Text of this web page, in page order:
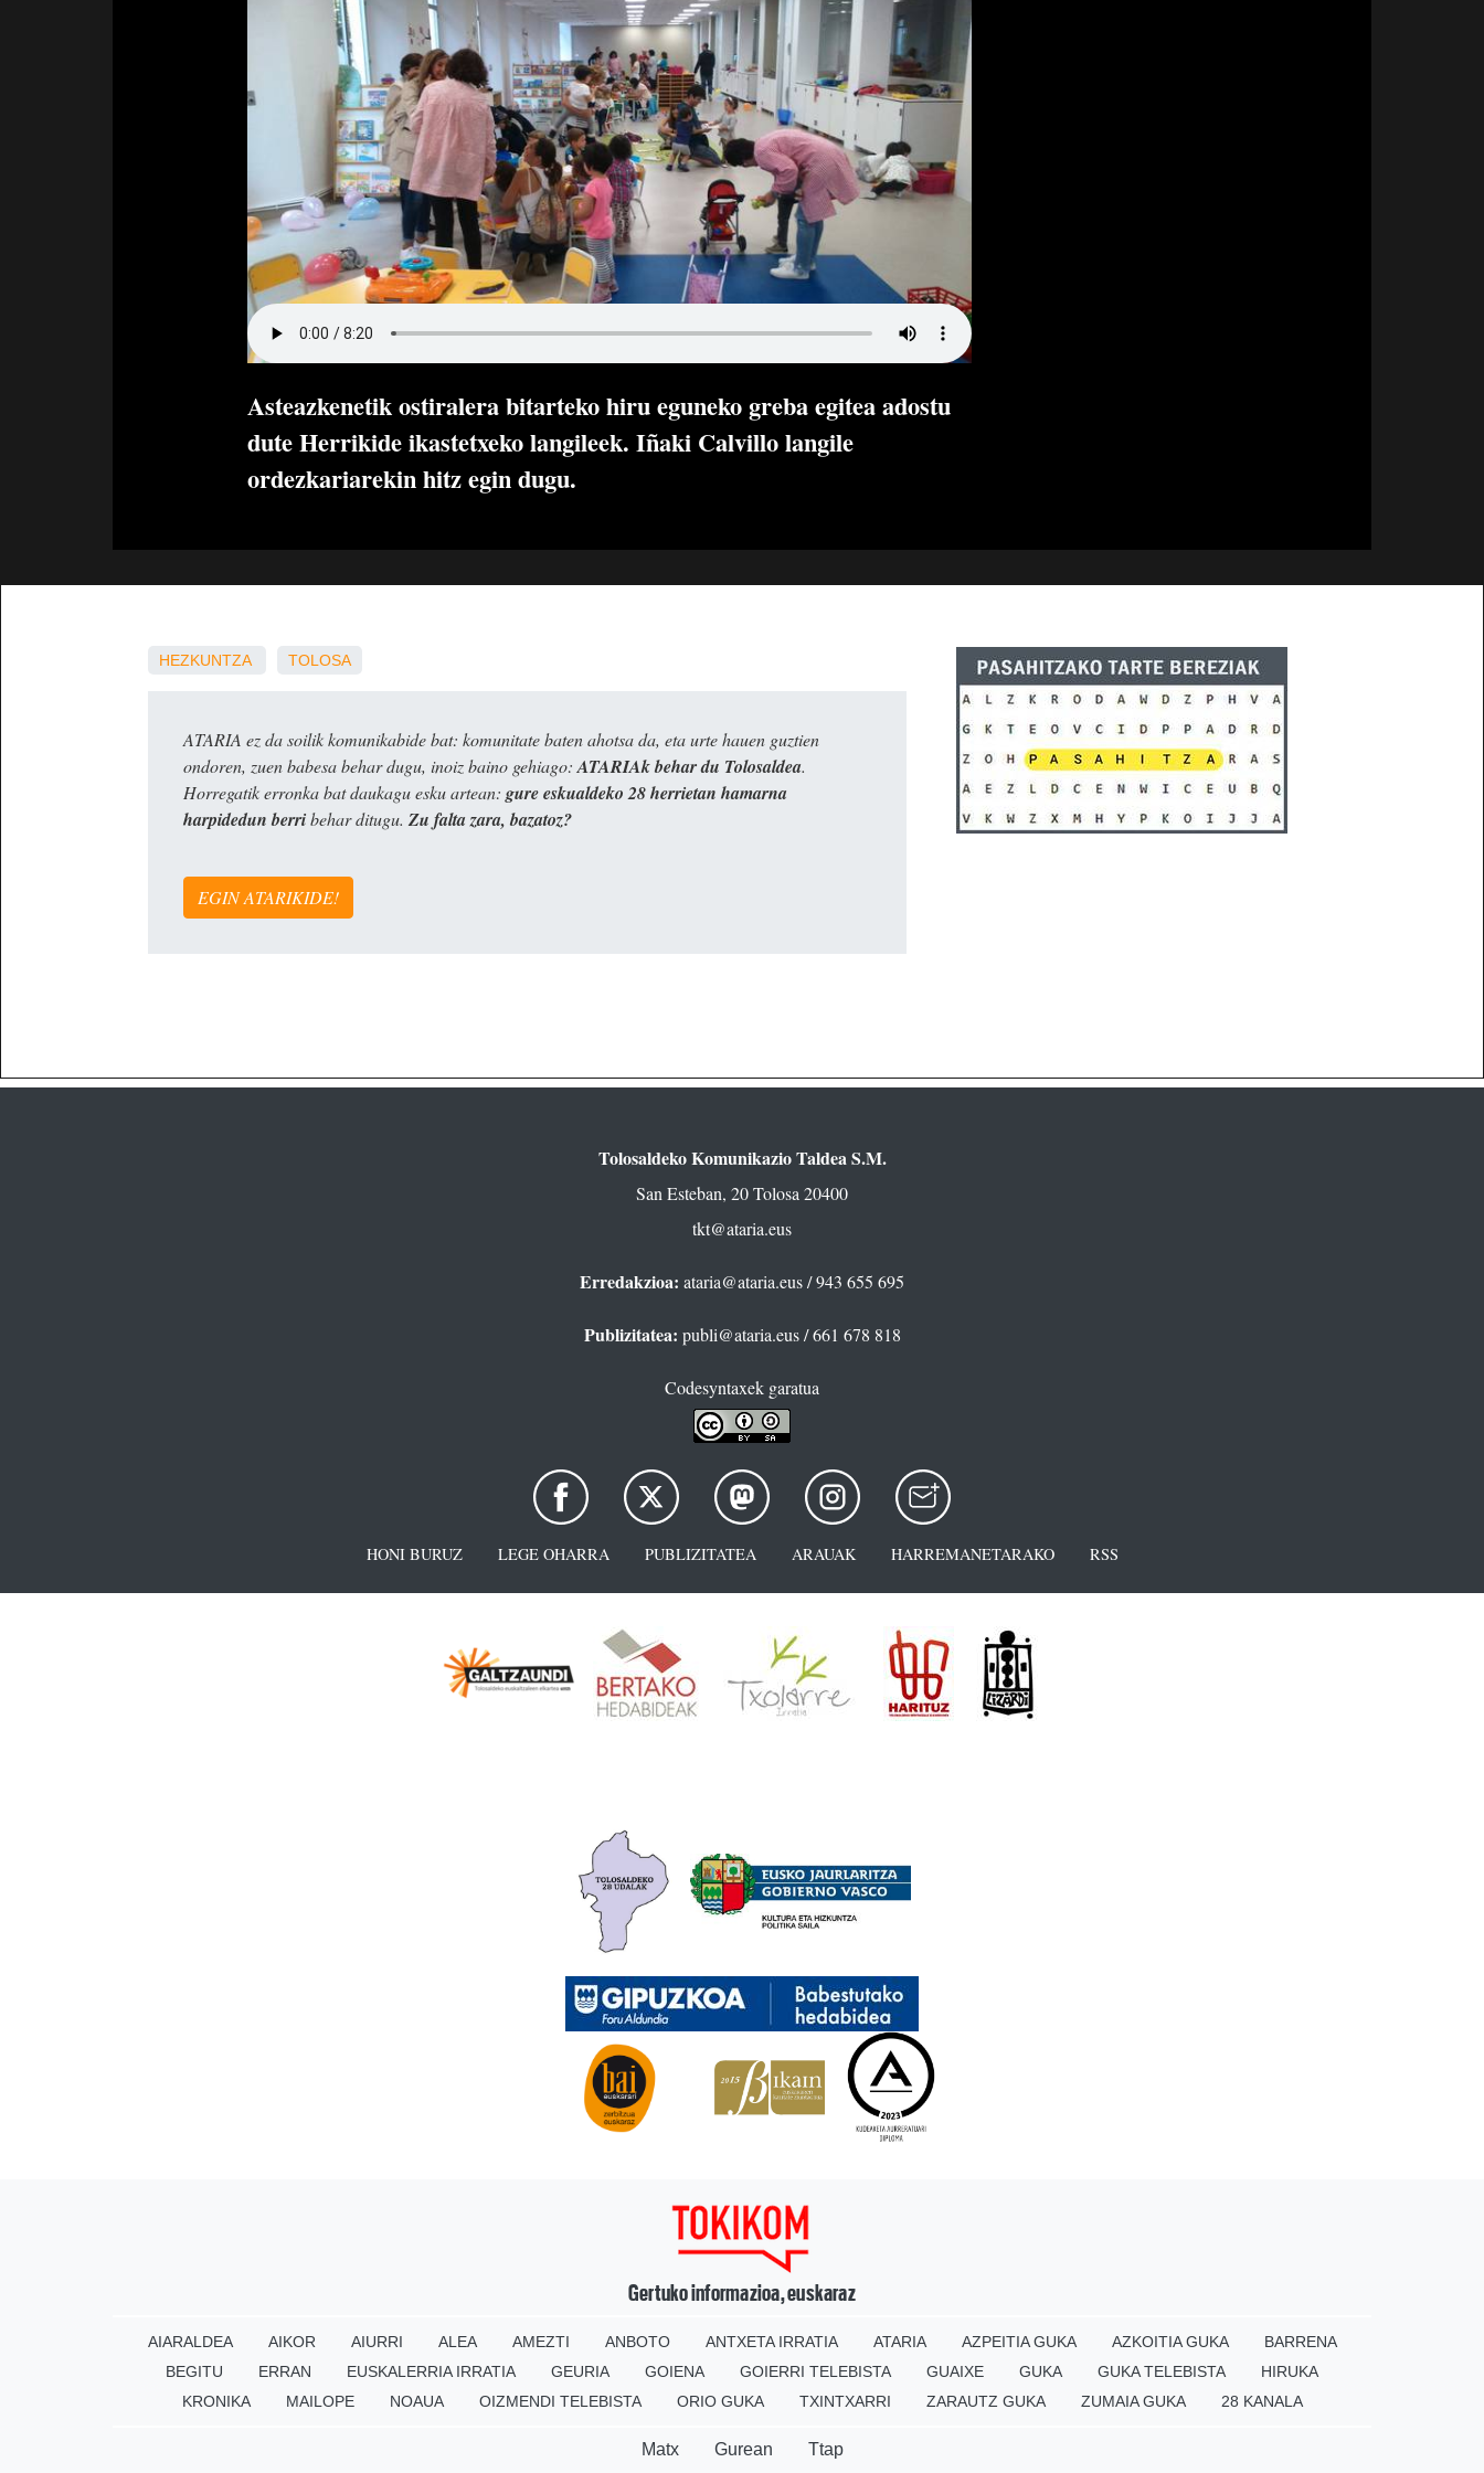
Asteazkenetik ostiralera bitarteko hiru eguneko greba egitea adostu
dute Herrikide ikastetxeko langileek. Iñaki Calvillo langile
ordezkariarekin hitz egin dugu.
HEZKUNTZA TOLOSA
ATARIA ez da soilik komunikabide bat: komunitate baten ahotsa da, eta urte hauen guztien
ondoren, zuen babesa behar dugu, inoiz baino gehiago: ATARIAk behar du Tolosaldea.
Horregatik erronka bat daukagu esku artean: gure eskualdeko 28 herrietan hamarna
harpidedun berribehar ditugu. Zu falta zara, bazatoz?
EGIN ATARIKIDE!
Tolosaldeko Komunikazio Taldea S.M.
San Esteban, 20 Tolosa 20400
tkt@ataria.eus
Erredakzioa: ataria@ataria.eus/ 943 655 695
Publizitatea: publi@ataria.eus/ 661 678 818
Codesyntaxek garatua
HONI BURUZ LEGE OHARRA PUBLIZITATEA ARAUAK HARREMANETARAKO RSS
Gertuko informazioa, euskaraz
AIARALDEA AIKOR AIURRI ALEA AMEZTI ANBOTO ANTXETA IRRATIA ATARIA AZPEITIA GUKA AZKOITIA GUKA
BARRENA
BEGITU
ERRAN EUSKALERRIA IRRATIA GEURIA GOIENA GOIERRI TELEBISTA GUAIXE GUKA GUKA TELEBISTA
HIRUKA
KRONIKA
MAILOPE NOAUA OIZMENDI TELEBISTA ORIO GUKA TXINTXARRI ZARAUTZ GUKA ZUMAIA GUKA 28 KANALA
Matx Gurean Ttap